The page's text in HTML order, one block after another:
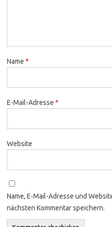
Name *
E-Mail-Adresse *
Website
Name, E-Mail-Adresse und
nächsten Kommentar speichern.